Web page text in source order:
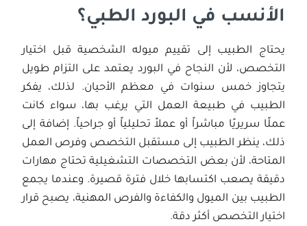
الأنسب في البورد الطبي؟
يحتاج الطبيب إلى تقييم ميوله الشخصية قبل اختيار
التخصص، لأن النجاح في البورد يعتمد على التزام طويل
يتجاوز خمس سنوات في معظم الأحيان. لذلك، يفكر
الطبيب في طبيعة العمل التي يرغب بها، سواء كانت
عملًا سريريًا مباشراً أو عملاً تحليلياً أو جراحياً. إضافة إلى
ذلك، ينظر الطبيب إلى مستقبل التخصص وفرص العمل
المتاحة، لأن بعض التخصصات التشغيلية تحتاج مهارات
دقيقة يصعب اكتسابها خلال فترة قصيرة. وعندما يجمع
الطبيب بين الميول والكفاءة والفرص المهنية، يصبح قرار
اختيار التخصص أكثر دقة.